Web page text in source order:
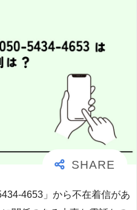
4653」から不在着信があ